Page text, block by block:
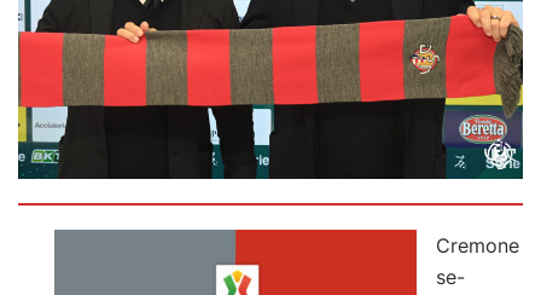
Cremone
se-